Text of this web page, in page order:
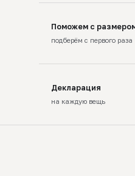
Поможем с
подберём с первого раза
Декларация
на каждую вещь